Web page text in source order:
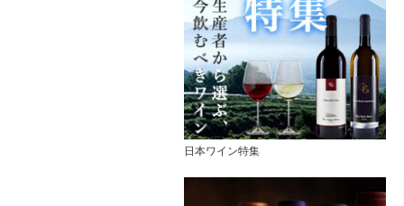
日本ワイン特集